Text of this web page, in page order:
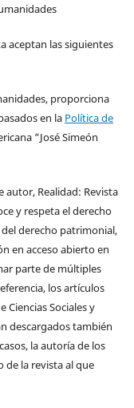
aceptan las siguientes
proporciona
en la Política de
“José Simeón
autor, Realidad: Revista
y respeta el derecho
derecho patrimonial,
en acceso abierto en
parte de múltiples
los artículos
Ciencias Sociales y
descargados también
la autoría de los
de la revista al que